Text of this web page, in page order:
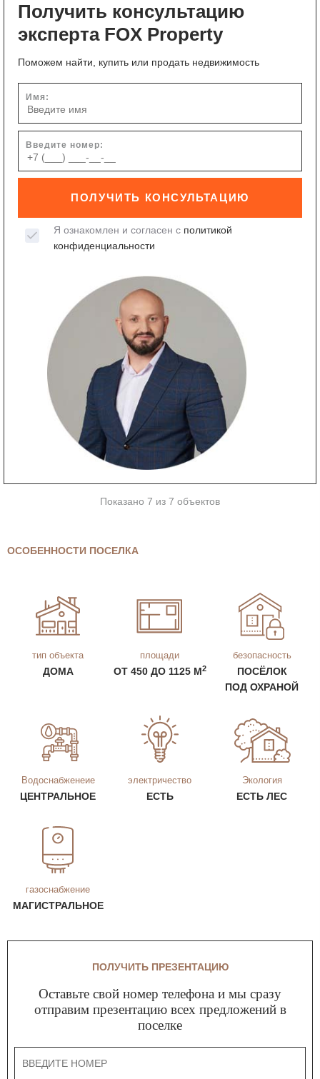
Получить консультацию
эксперта FOX Property
Поможем найти, купить или продать недвижимость
Имя:
Введите номер:
ПОЛУЧИТЬ КОНСУЛЬТАЦИЮ
Я ознакомлен и согласен с политикой
конфиденциальности
Показано 7 из 7 объектов
ОСОБЕННОСТИ ПОСЕЛКА
тип объекта
ДОМА
площади
ОТ 450 ДО 1125 М2
безопасность
ПОСЁЛОК
ПОД ОХРАНОЙ
Водоснабженеие
ЦЕНТРАЛЬНОЕ
электричество
ЕСТЬ
Экология
ЕСТЬ ЛЕС
газоснабжение
МАГИСТРАЛЬНОЕ
ПОЛУЧИТЬ ПРЕЗЕНТАЦИЮ
Оставьте свой номер телефона и мы сразу
отправим презентацию всех предложений в
поселке